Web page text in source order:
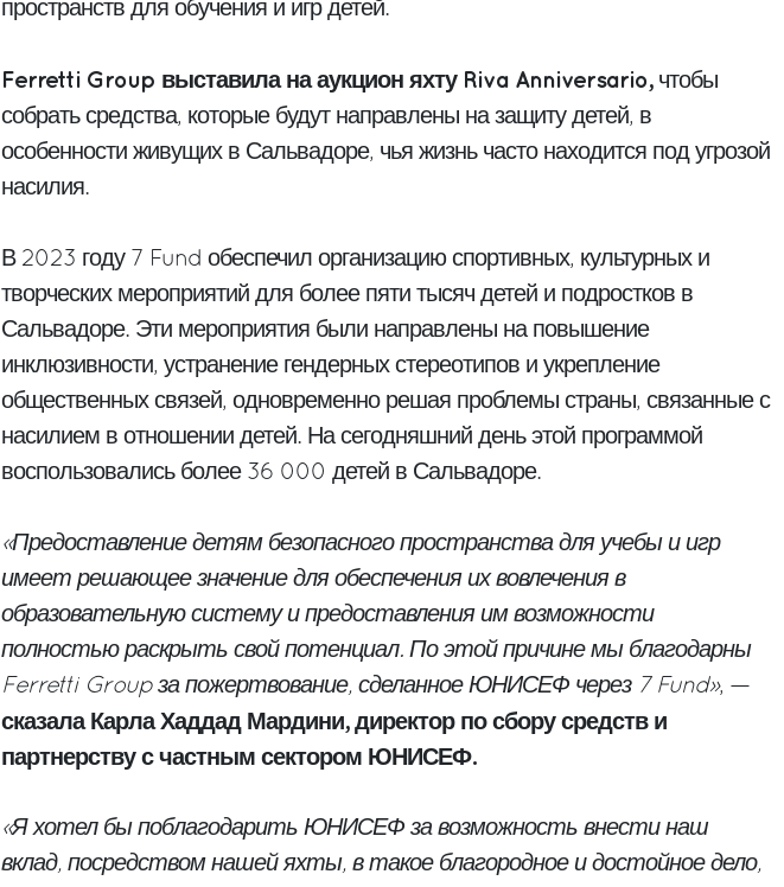
пространств для обучения и игр детей.
Ferretti Group выставила на аукцион яхту Riva Anniversario,чтобы
собрать средства, которые будут направлены на защиту детей, в
особенности живущих в Сальвадоре, чья жизнь часто находится под угрозой
насилия.
В 2023 году 7 Fund обеспечил организацию спортивных, культурных и
творческих мероприятий для более пяти тысяч детей и подростков в
Сальвадоре. Эти мероприятия были направлены на повышение
инклюзивности, устранение гендерных стереотипов и укрепление
общественных связей, одновременно решая проблемы страны, связанные с
насилием в отношении детей. На сегодняшний день этой программой
воспользовались более 36 000 детей в Сальвадоре.
«Предоставление детям безопасного пространства для учебы и игр
имеет решающее значение для обеспечения их вовлечения в
образовательную систему и предоставления им возможности
полностью раскрыть свой потенциал. По этой причине мы благодарны
Ferretti Group за пожертвование, сделанное ЮНИСЕФ через 7 Fund», —
сказала Карла Хаддад Мардини, директор по сбору средств и
партнерству с частным сектором ЮНИСЕФ.
«Я хотел бы поблагодарить ЮНИСЕФ за возможность внести наш
вклад, посредством нашей яхты, в такое благородное и достойное дело,